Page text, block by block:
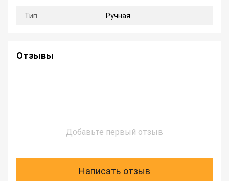
Тип Ручная
Отзывы
Добавьте первый отзыв
Написать отзыв